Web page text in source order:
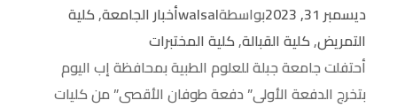
ديسمبر 31, 2023 بواسطةwalsalأخبار الجامعة,كلية
التمريض,كلية القبالة,كلية المختبرات
أحتفلت جامعة جبلة للعلوم الطبية بمحافظة إب اليوم
بتخرج الدفعة الأولى” دفعة طوفان الأقصى” من كليات